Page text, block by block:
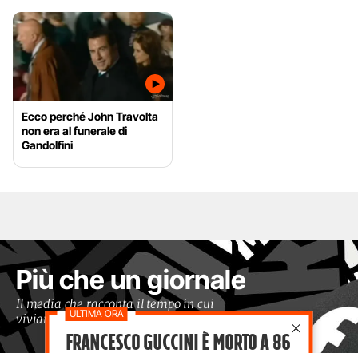
Ecco perché John Travolta
non era al funerale di
Gandolfini
Più che un giornale
Il media che racconta il tempo in cui
viviamo con occhi moderni
Francesco Guccini è morto a 86